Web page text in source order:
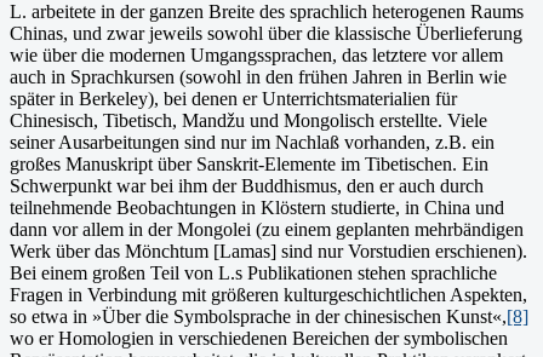
L. arbeitete in der ganzen Breite des sprachlich heterogenen Raums
Chinas, und zwar jeweils sowohl über die klassische Überlieferung
wie über die modernen Umgangssprachen, das letztere vor allem
auch in Sprachkursen (sowohl in den frühen Jahren in Berlin wie
später in Berkeley), bei denen er Unterrichtsmaterialien für
Chinesisch, Tibetisch, Mandžu und Mongolisch erstellte. Viele
seiner Ausarbeitungen sind nur im Nachlaß vorhanden, z.B. ein
großes Manuskript über Sanskrit-Elemente im Tibetischen. Ein
Schwerpunkt war bei ihm der Buddhismus, den er auch durch
teilnehmende Beobachtungen in Klöstern studierte, in China und
dann vor allem in der Mongolei (zu einem geplanten mehrbändigen
Werk über das Mönchtum [Lamas] sind nur Vorstudien erschienen).
Bei einem großen Teil von L.s Publikationen stehen sprachliche
Fragen in Verbindung mit größeren kulturge­schichtlichen Aspekten,
so etwa in »Über die Symbolsprache in der chinesischen Kunst«,[8]
wo er Homologien in verschiedenen Bereichen der symbolischen